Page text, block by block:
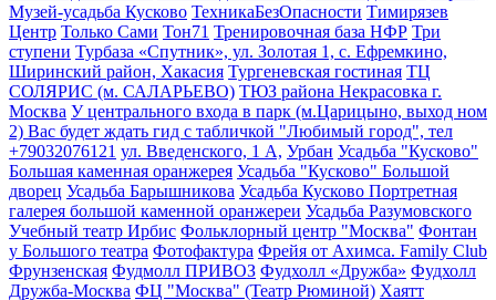
Музей-усадьба Кусково ТехникаБезОпасности Тимирязев
Центр Только Сами Тон71 Тренировочная база НФР Три
ступени Турбаза «Спутник», ул. Золотая 1, с. Ефремкино,
Ширинский район, Хакасия Тургеневская гостиная ТЦ
СОЛЯРИС (м. САЛАРЬЕВО) ТЮЗ района Некрасовка г.
Москва У центрального входа в парк (м.Царицыно, выход ном
2) Вас будет ждать гид с табличкой "Любимый город", тел
+79032076121 ул. Введенского, 1 А, Урбан Усадьба "Кусково"
Большая каменная оранжерея Усадьба "Кусково" Большой
дворец Усадьба Барышникова Усадьба Кусково Портретная
галерея большой каменной оранжереи Усадьба Разумовского
Учебный театр Ирбис Фольклорный центр "Москва" Фонтан
у Большого театра Фотофактура Фрейя от Ахимса. Family Club
Фрунзенская Фудмолл ПРИВОЗ Фудхолл «Дружба» Фудхолл
Дружба-Москва ФЦ "Москва" (Театр Рюминой) Хаятт